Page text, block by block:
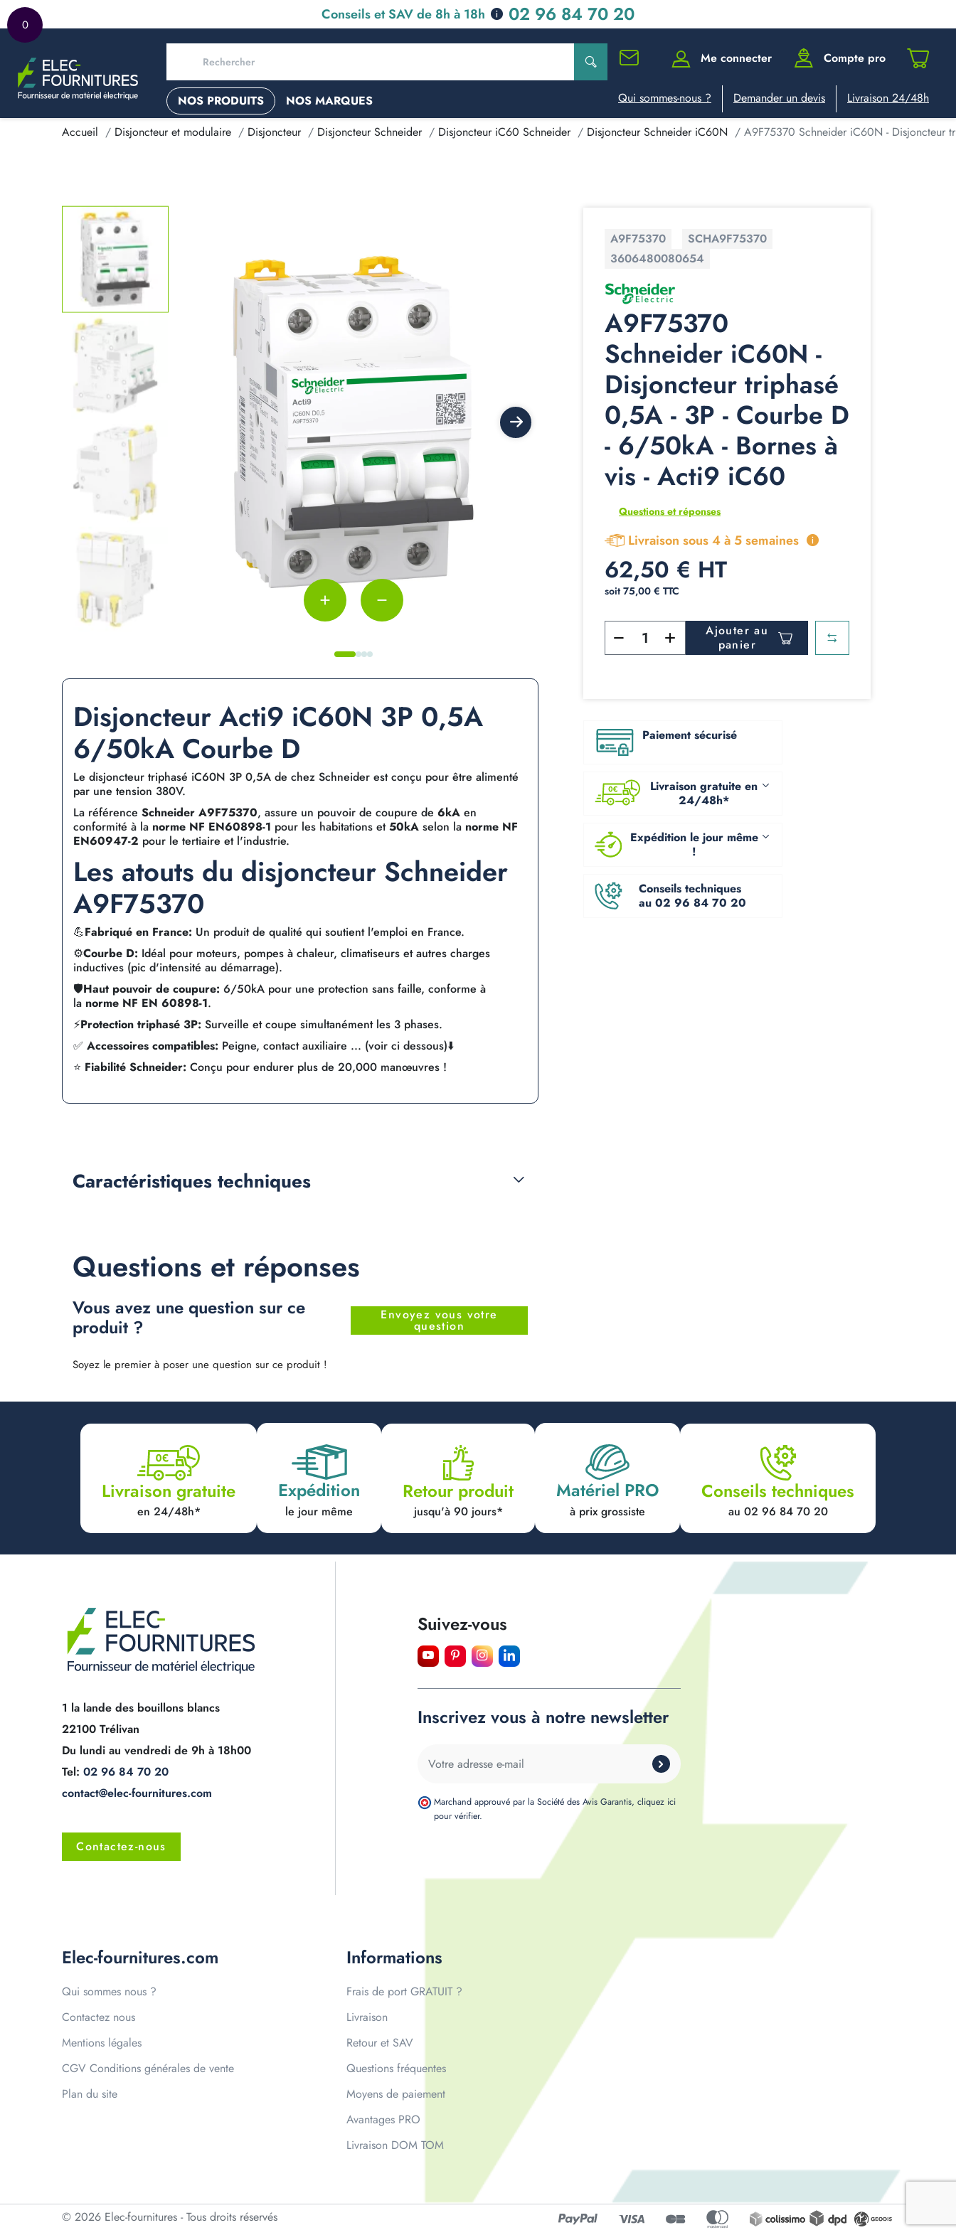
0
Conseils et SAV de 8h à 18h 02 96 84 70 20
NOS PRODUITS NOS MARQUES
Me connecter Compte pro
Qui sommes-nous ? Demander un devis Livraison 24/48h
Accueil Disjoncteur et modulaire Disjoncteur Disjoncteur Schneider Disjoncteur iC60 Schneider Disjoncteur Schneider iC60N A9F75370 Schneider iC60N - Disjoncteur
A9F75370
SCHA9F75370
3606480080654
A9F75370
Schneider iC60N -
Disjoncteur triphasé
0,5A - 3P - Courbe D
- 6/50kA - Bornes à
vis - Acti9 iC60
Questions et réponses
Livraison sous 4 à 5 semaines
62,50 € HT
soit 75,00 € TTC
Ajouter au
panier
Paiement sécurisé
Livraison gratuite en
24/48h*
Expédition le jour même
!
Conseils techniques
au 02 96 84 70 20
add remove
Disjoncteur Acti9 iC60N 3P 0,5A
6/50kA Courbe D
Le disjoncteur triphasé iC60N 3P 0,5A de chez Schneider est conçu pour être alimenté
par une tension 380V.
La référenceSchneider A9F75370, assure un pouvoir de coupure de6kA en
conformité à la norme NF EN60898-1 pour les habitations et50kA selon la norme NF
EN60947-2 pour le tertiaire et l'industrie.
Les atouts du disjoncteur Schneider
A9F75370
💪Fabriqué en France: Un produit de qualité qui soutient l'emploi en France.
⚙️Courbe D: Idéal pour moteurs, pompes à chaleur, climatiseurs et autres charges
inductives (pic d'intensité au démarrage).
🛡️Haut pouvoir de coupure:6/50kA pour une protection sans faille, conforme à
la norme NF EN 60898-1.
⚡Protection triphasé 3P: Surveille et coupe simultanément les 3 phases.
✅Accessoires compatibles: Peigne, contact auxiliaire ... (voir ci dessous)⬇️
⭐ Fiabilité Schneider: Conçu pour endurer plus de 20,000 manœuvres !
Caractéristiquestechniques
Questions et réponses
Vous avez une question sur ce
produit ?
Envoyez vous votre
question
Soyez le premier à poser une question sur ce produit !
Livraison gratuite
en 24/48h*
Expédition
le jour même
Retour produit
jusqu'à 90 jours*
Matériel PRO
à prix grossiste
Conseils techniques
au 02 96 84 70 20
1 la lande des bouillons blancs
22100 Trélivan
Du lundi au vendredi de 9h à 18h00
Tel: 02 96 84 70 20
contact@elec-fournitures.com
Contactez-nous
Elec-fournitures.com
Qui sommes nous ?
Contactez nous
Mentions légales
CGV Conditions générales de vente
Plan du site
Informations
Frais de port GRATUIT ?
Livraison
Retour et SAV
Questions fréquentes
Moyens de paiement
Avantages PRO
Livraison DOM TOM
Suivez-vous
Inscrivez vous à notre newsletter
Marchand approuvé par la Société des Avis Garantis,cliquez ici
pour vérifier.
© 2026 Elec-fournitures - Tous droits réservés